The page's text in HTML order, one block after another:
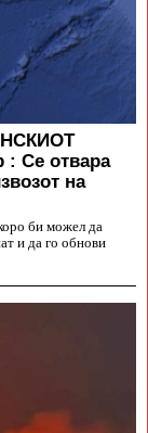
: Се отвара
на
би можел да
и да го обнови